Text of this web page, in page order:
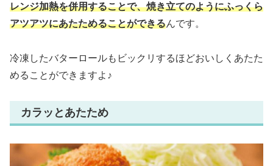
レンジ加熱を併用することで、焼き立てのようにふっくら
アツアツにあたためることができるんです。
冷凍したバターロールもビックリするほどおいしくあたた
めることができますよ♪
カラッとあたため